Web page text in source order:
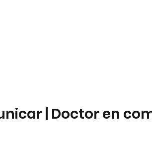
| Doctor en